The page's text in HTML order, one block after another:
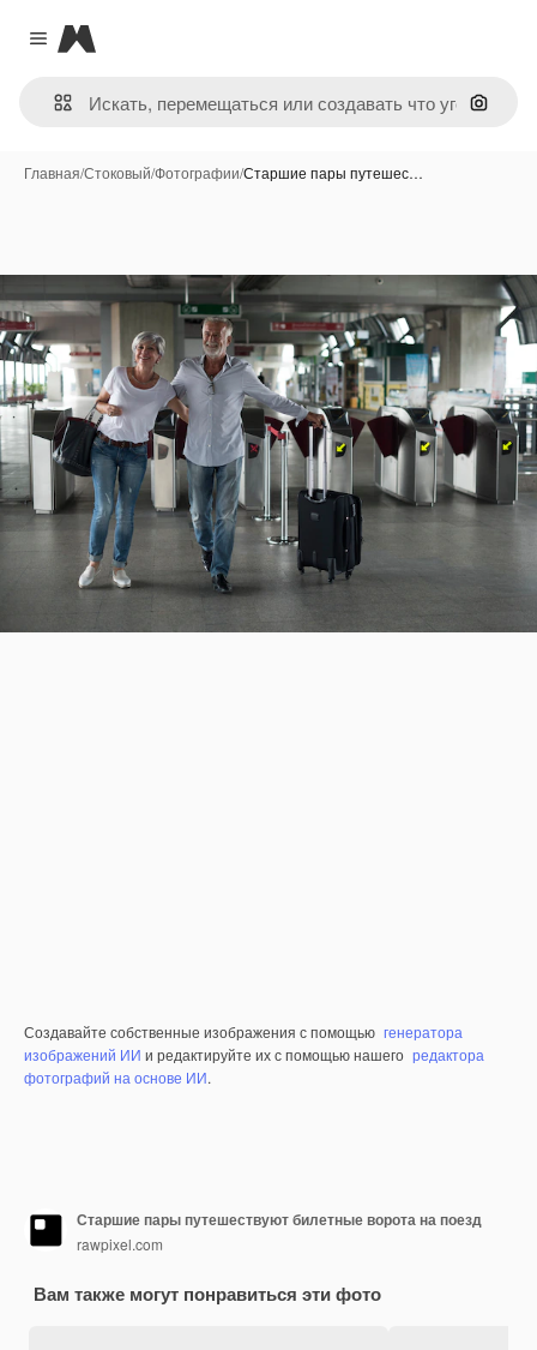
Close menu
Magnific
Поиск
Главная/Стоковый/Фотографии/Старшие пары путешес…
Создавайте собственные изображения с помощью генератора
изображений ИИ и редактируйте их с помощью нашего редактора
фотографий на основе ИИ.
Старшие пары путешествуют билетные ворота на поезд
rawpixel.com
Вам также могут понравиться эти фото